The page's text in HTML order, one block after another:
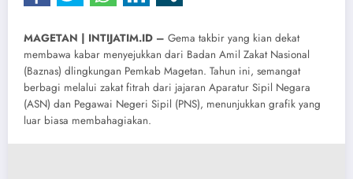
MAGETAN | INTIJATIM.ID – Gema takbir yang kian dekat
membawa kabar menyejukkan dari Badan Amil Zakat Nasional
(Baznas) dlingkungan Pemkab Magetan. Tahun ini, semangat
berbagi melalui zakat fitrah dari jajaran Aparatur Sipil Negara
(ASN) dan Pegawai Negeri Sipil (PNS), menunjukkan grafik yang
luar biasa membahagiakan.